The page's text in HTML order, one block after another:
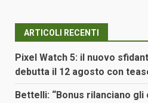
ARTICOLI RECENTI
Pixel Watch 5: il nuovo
debutta il 12 agosto con
Bettelli: “Bonus rilanciano